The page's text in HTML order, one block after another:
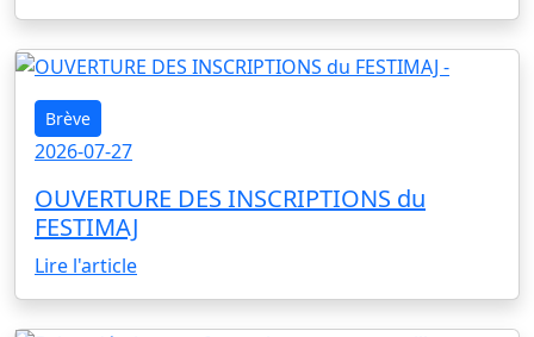
Brève
2026-07-27
OUVERTURE DES INSCRIPTIONS du
FESTIMAJ
Lire l'article